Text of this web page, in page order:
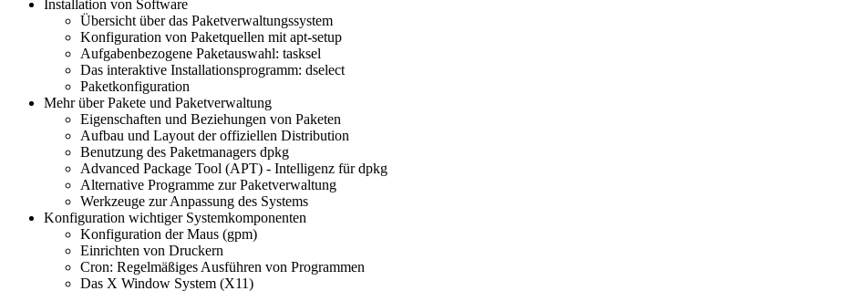
Installation von Software
Übersicht über das Paketverwaltungssystem
Konfiguration von Paketquellen mit apt-setup
Aufgabenbezogene Paketauswahl: tasksel
Das interaktive Installationsprogramm: dselect
Paketkonfiguration
Mehr über Pakete und Paketverwaltung
Eigenschaften und Beziehungen von Paketen
Aufbau und Layout der offiziellen Distribution
Benutzung des Paketmanagers dpkg
Advanced Package Tool (APT) - Intelligenz für dpkg
Alternative Programme zur Paketverwaltung
Werkzeuge zur Anpassung des Systems
Konfiguration wichtiger Systemkomponenten
Konfiguration der Maus (gpm)
Einrichten von Druckern
Cron: Regelmäßiges Ausführen von Programmen
Das X Window System (X11)